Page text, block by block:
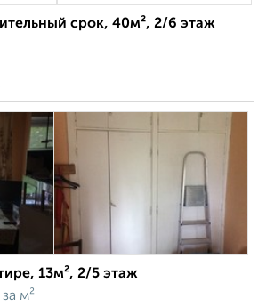
срок, 40м², 2/6 этаж
13м², 2/5 этаж
за м²